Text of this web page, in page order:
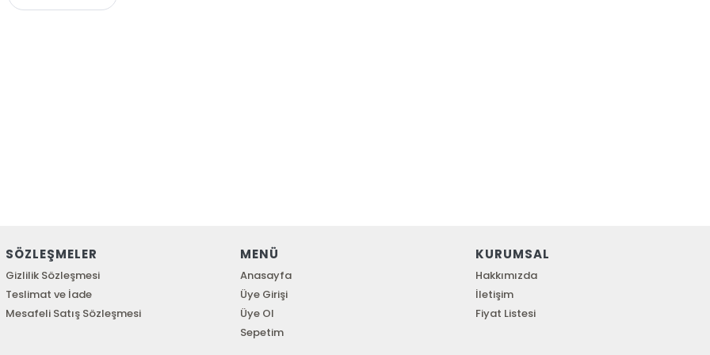
SÖZLEŞMELER
Gizlilik Sözleşmesi
Teslimat ve İade
Mesafeli Satış Sözleşmesi
MENÜ
Anasayfa
Üye Girişi
Üye Ol
Sepetim
KURUMSAL
Hakkımızda
İletişim
Fiyat Listesi